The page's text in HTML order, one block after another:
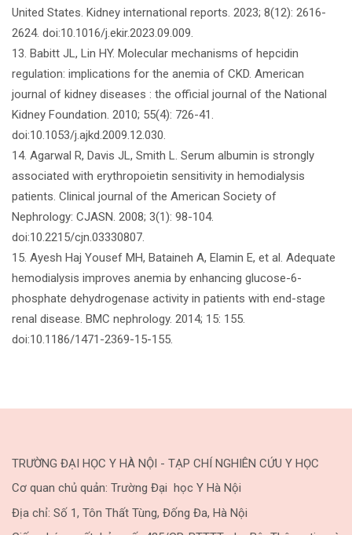
United States. Kidney international reports. 2023; 8(12): 2616-
2624. doi:10.1016/j.ekir.2023.09.009.
13. Babitt JL, Lin HY. Molecular mechanisms of hepcidin
regulation: implications for the anemia of CKD. American
journal of kidney diseases : the official journal of the National
Kidney Foundation. 2010; 55(4): 726-41.
doi:10.1053/j.ajkd.2009.12.030.
14. Agarwal R, Davis JL, Smith L. Serum albumin is strongly
associated with erythropoietin sensitivity in hemodialysis
patients. Clinical journal of the American Society of
Nephrology: CJASN. 2008; 3(1): 98-104.
doi:10.2215/cjn.03330807.
15. Ayesh Haj Yousef MH, Bataineh A, Elamin E, et al. Adequate
hemodialysis improves anemia by enhancing glucose-6-
phosphate dehydrogenase activity in patients with end-stage
renal disease. BMC nephrology. 2014; 15: 155.
doi:10.1186/1471-2369-15-155.
TRƯỜNG ĐẠI HỌC Y HÀ NỘI - TẠP CHÍ NGHIÊN CỨU Y HỌC
Cơ quan chủ quản: Trường Đại học Y Hà Nội
Địa chỉ: Số 1, Tôn Thất Tùng, Đống Đa, Hà Nội